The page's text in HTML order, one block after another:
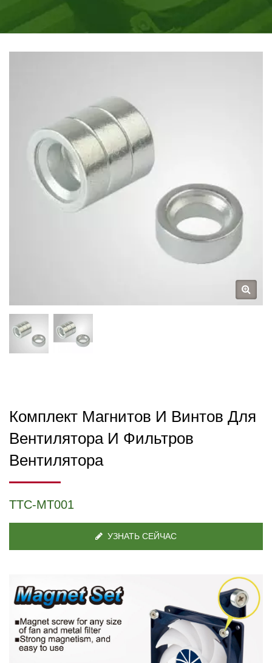
охлаждении.
Комплект Магнитов И Винтов Для
Вентилятора И Фильтров
Вентилятора
TTC-MT001
УЗНАТЬ СЕЙЧАС